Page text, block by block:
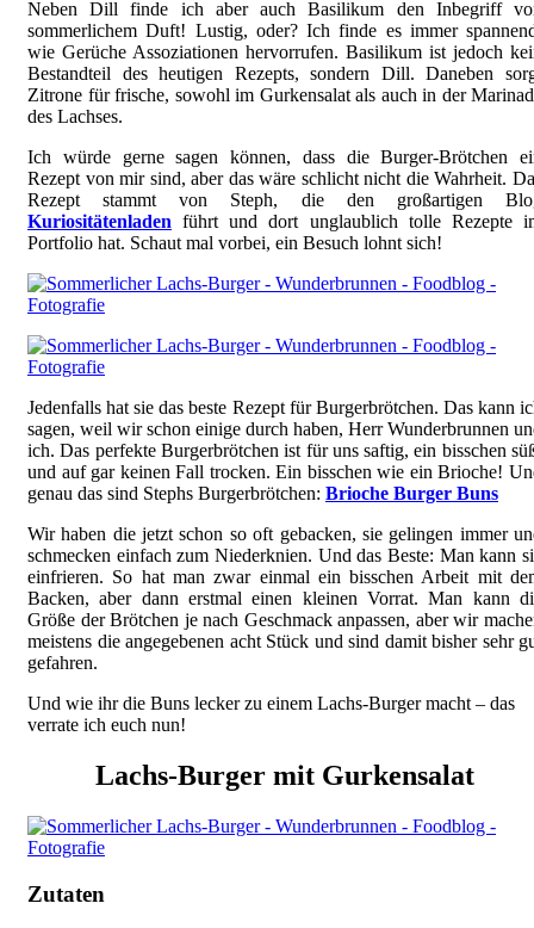
Neben Dill finde ich aber auch Basilikum den Inbegriff
sommerlichem Duft! Lustig, oder? Ich finde es immer
wie Gerüche Assoziationen hervorrufen. Basilikum ist jedoch
Bestandteil des heutigen Rezepts, sondern Dill. Daneben
Zitrone für frische, sowohl im Gurkensalat als auch in der
des Lachses.
Ich würde gerne sagen können, dass die Burger-Brötchen
Rezept von mir sind, aber das wäre schlicht nicht die Wahrheit.
Rezept stammt von Steph, die den großartigen
Kuriositätenladen führt und dort unglaublich tolle Rezepte
Portfolio hat. Schaut mal vorbei, ein Besuch lohnt sich!
Jedenfalls hat sie das beste Rezept für Burgerbrötchen. Das kann
sagen, weil wir schon einige durch haben, Herr Wunderbrunnen
ich. Das perfekte Burgerbrötchen ist für uns saftig, ein bisschen
und auf gar keinen Fall trocken. Ein bisschen wie ein Brioche!
genau das sind Stephs Burgerbrötchen: Brioche Burger Buns
Wir haben die jetzt schon so oft gebacken, sie gelingen immer
schmecken einfach zum Niederknien. Und das Beste: Man kann
einfrieren. So hat man zwar einmal ein bisschen Arbeit mit
Backen, aber dann erstmal einen kleinen Vorrat. Man kann
Größe der Brötchen je nach Geschmack anpassen, aber wir
meistens die angegebenen acht Stück und sind damit bisher sehr
gefahren.
Und wie ihr die Buns lecker zu einem Lachs-Burger macht – das
verrate ich euch nun!
Lachs-Burger mit Gurkensalat
Zutaten